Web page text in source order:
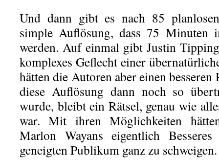
Und dann gibt es nach 85
simple Auflösung, dass 75 Minuten
werden. Auf einmal gibt Justin
komplexes Geflecht einer
hätten die Autoren aber einen
diese Auflösung dann noch so
wurde, bleibt ein Rätsel, genau wie
war. Mit ihren Möglichkeiten
Marlon Wayans eigentlich
geneigten Publikum ganz zu schweigen.